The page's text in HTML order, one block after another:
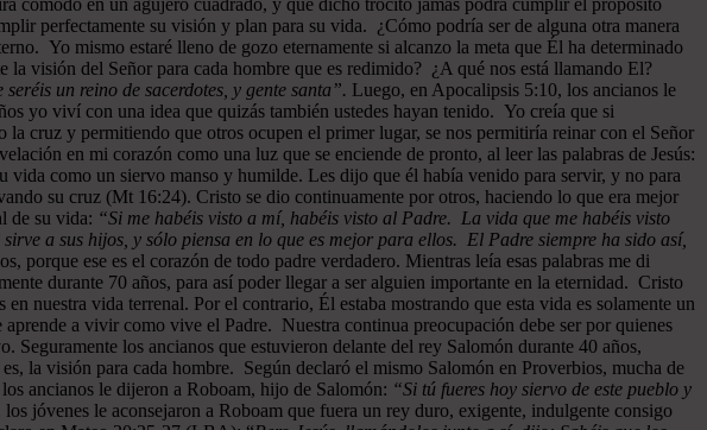
perfectamente su visión y plan para su vida. ¿Cómo podría ser de alguna otra manera
Yo mismo estaré lleno de gozo eternamente si alcanzo la meta que Él ha determinado
visión del Señor para cada hombre que es redimido? ¿A qué nos está llamando El?
seréis un reino de sacerdotes, y gente santa”. Luego, en Apocalipsis 5:10, los ancianos le
yo viví con una idea que quizás también ustedes hayan tenido. Yo creía que si
cruz y permitiendo que otros ocupen el primer lugar, se nos permitiría reinar con el Señor
en mi corazón como una luz que se enciende de pronto, al leer las palabras de Jesús:
como un siervo manso y humilde. Les dijo que él había venido para servir, y no para
su cruz (Mt 16:24). Cristo se dio continuamente por otros, haciendo lo que era mejor
de su vida: “Si me habéis visto a mí, habéis visto al Padre. La vida que me habéis visto
a sus hijos, y sólo piensa en lo que es mejor para ellos. El Padre siempre ha sido así,
porque ese es el corazón de todo padre verdadero. Mientras leía esas palabras me di
durante 70 años, para así poder llegar a ser alguien importante en la eternidad. Cristo
nuestra vida terrenal. Por el contrario, Él estaba mostrando que esta vida es solamente un
a vivir como vive el Padre. Nuestra continua preocupación debe ser por quienes
Seguramente los ancianos que estuvieron delante del rey Salomón durante 40 años,
la visión para cada hombre. Según declaró el mismo Salomón en Proverbios, mucha de
ancianos le dijeron a Roboam, hijo de Salomón: “Si tú fueres hoy siervo de este pueblo y
jóvenes le aconsejaron a Roboam que fuera un rey duro, exigente, indulgente consigo